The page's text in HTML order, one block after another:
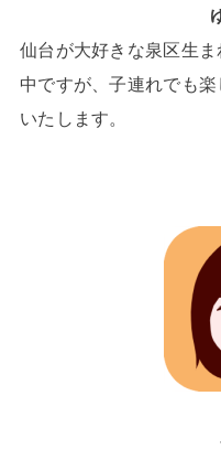
仙台が大好きな泉区生
中ですが、子連れでも
いたします。